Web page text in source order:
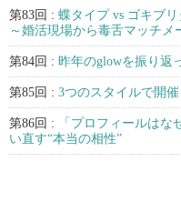
第83回 : 蝶タイプ vs ゴキブ
～婚活現場から毒舌マッチメ
第84回 : 昨年のglowを振り
第85回 : 3つのスタイルで開
第86回 :
「プロフィールは
い直す“本当の相性”